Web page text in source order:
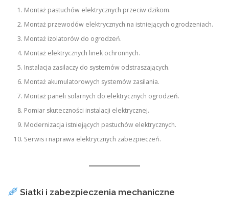
Montaż pastuchów elektrycznych przeciw dzikom.
Montaż przewodów elektrycznych na istniejących ogrodzeniach.
Montaż izolatorów do ogrodzeń.
Montaż elektrycznych linek ochronnych.
Instalacja zasilaczy do systemów odstraszających.
Montaż akumulatorowych systemów zasilania.
Montaż paneli solarnych do elektrycznych ogrodzeń.
Pomiar skuteczności instalacji elektrycznej.
Modernizacja istniejących pastuchów elektrycznych.
Serwis i naprawa elektrycznych zabezpieczeń.
Siatki i zabezpieczenia mechaniczne